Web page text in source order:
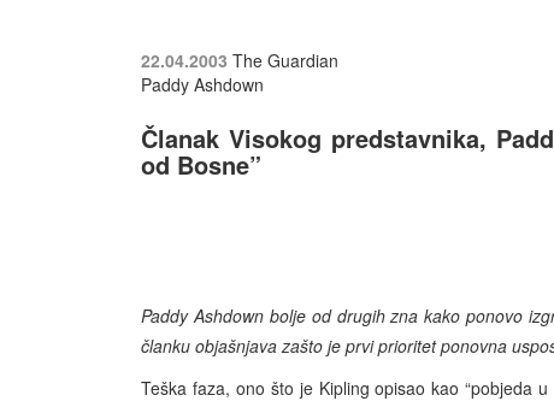
22.04.2003 The Guardian
Paddy Ashdown
Članak Visokog predstavnika,
od Bosne”
Paddy Ashdown bolje od drugih zna kako ponovo
članku objašnjava zašto je prvi prioritet ponovna
Teška faza, ono što je Kipling opisao kao “pobjeda